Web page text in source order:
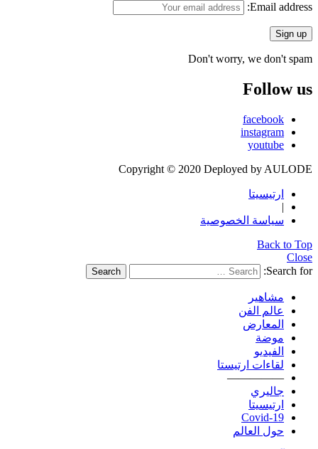
Email address:
Don't worry, we don't spam
Follow us
facebook
instagram
youtube
Copyright © 2020 Deployed by AULODE
ارتيسيتا
|
سياسة الخصوصية
Back to Top
Close
Search for:
Search
مشاهير
عالم الفن
المعارض
موضة
الفيديو
لقاءات ارتيستا
—————
جاليري
ارتيسيتا
Covid-19
حول العالم